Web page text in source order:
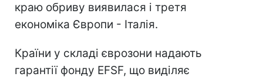
краю обриву виявилася і третя
економіка Європи - Італія.
Країни у складі єврозони надають
гарантії фонду EFSF, що виділяє